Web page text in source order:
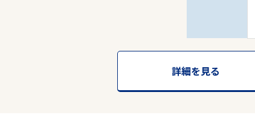
詳細を見る